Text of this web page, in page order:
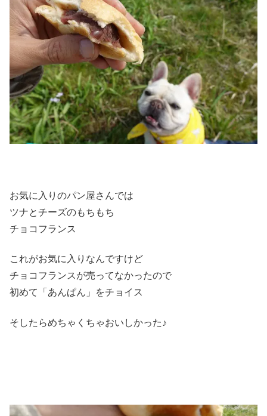
お気に入りのパン屋さんでは
ツナとチーズのもちもち
チョコフランス
これがお気に入りなんですけど
チョコフランスが売ってなかったので
初めて「あんぱん」をチョイス
そしたらめちゃくちゃおいしかった♪